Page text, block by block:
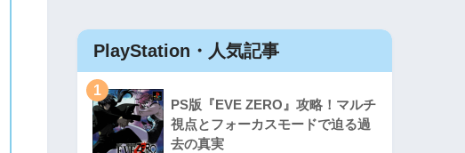
PlayStation・人気記事
1
PS版『EVE ZERO』攻略！マルチ
視点とフォーカスモードで迫る過
去の真実